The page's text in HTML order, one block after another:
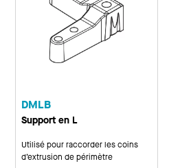
DMLB
Support en L
Utilisé pour raccorder les coins
d’extrusion de périmètre